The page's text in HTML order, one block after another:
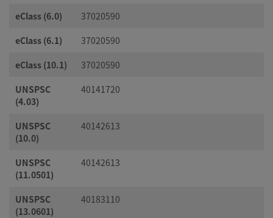
eClass (6.0)
37020590
eClass (6.1)
37020590
eClass (10.1)
37020590
UNSPSC
(4.03)
40141720
UNSPSC
(10.0)
40142613
UNSPSC
(11.0501)
40142613
UNSPSC
(13.0601)
40183110